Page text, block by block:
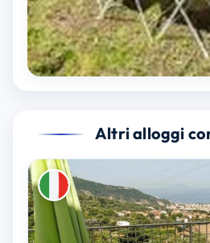
Altri alloggi